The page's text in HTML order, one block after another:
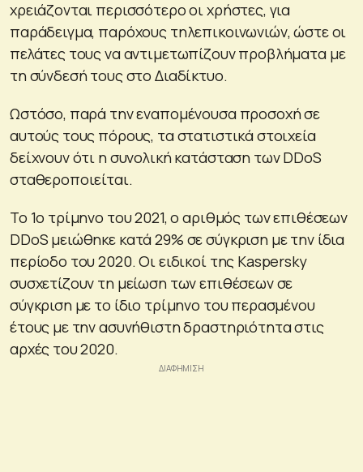
χρειάζονται περισσότερο οι χρήστες, για
παράδειγμα, παρόχους τηλεπικοινωνιών, ώστε οι
πελάτες τους να αντιμετωπίζουν προβλήματα με
τη σύνδεσή τους στο Διαδίκτυο.
Ωστόσο, παρά την εναπομένουσα προσοχή σε
αυτούς τους πόρους, τα στατιστικά στοιχεία
δείχνουν ότι η συνολική κατάσταση των DDoS
σταθεροποιείται.
Το 1ο τρίμηνο του 2021, ο αριθμός των επιθέσεων
DDoS μειώθηκε κατά 29% σε σύγκριση με την ίδια
περίοδο του 2020. Οι ειδικοί της Kaspersky
συσχετίζουν τη μείωση των επιθέσεων σε
σύγκριση με το ίδιο τρίμηνο του περασμένου
έτους με την ασυνήθιστη δραστηριότητα στις
αρχές του 2020.